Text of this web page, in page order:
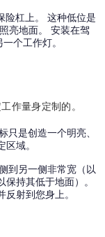
险杠上。 这种低位是
亮地面。 安装在驾
个工作灯。
作量身定制的。
只是创造一个明亮、
域。
到另一侧非常宽（以
持其低于地面）。
射到您身上。